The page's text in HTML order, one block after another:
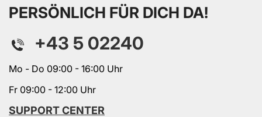
PERSÖNLICH FÜR DICH DA!
+43 5 02240
Mo - Do 09:00 - 16:00 Uhr
Fr 09:00 - 12:00 Uhr
SUPPORT CENTER